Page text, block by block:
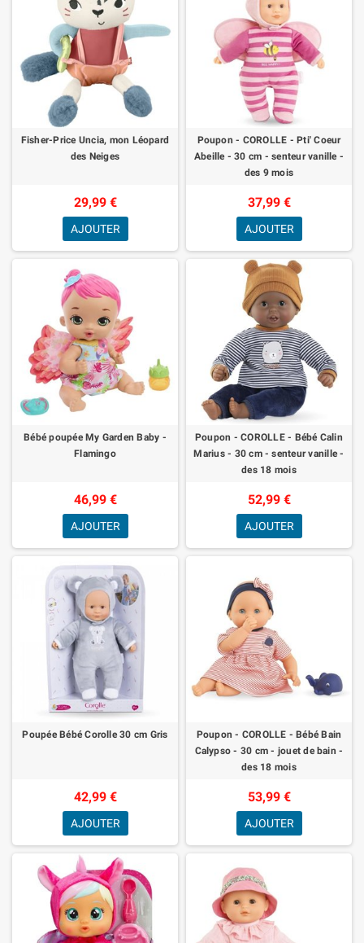
Fisher-Price Uncia, mon Léopard
des Neiges
29,99 €
AJOUTER
Poupon - COROLLE - Pti' Coeur
Abeille - 30 cm - senteur vanille -
des 9 mois
37,99 €
AJOUTER
Bébé poupée My Garden Baby -
Flamingo
46,99 €
AJOUTER
Poupon - COROLLE - Bébé Calin
Marius - 30 cm - senteur vanille -
des 18 mois
52,99 €
AJOUTER
Poupée Bébé Corolle 30 cm Gris
42,99 €
AJOUTER
Poupon - COROLLE - Bébé Bain
Calypso - 30 cm - jouet de bain -
des 18 mois
53,99 €
AJOUTER